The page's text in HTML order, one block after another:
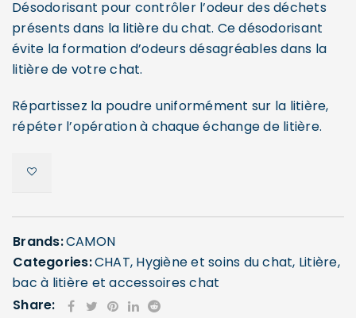
Désodorisant pour contrôler l’odeur des déchets
présents dans la litière du chat. Ce désodorisant
évite la formation d’odeurs désagréables dans la
litière de votre chat.
Répartissez la poudre uniformément sur la litière,
répéter l’opération à chaque échange de litière.
Brands:CAMON
Categories:CHAT, Hygiène et soins du chat, Litière,
bac à litière et accessoires chat
Share: